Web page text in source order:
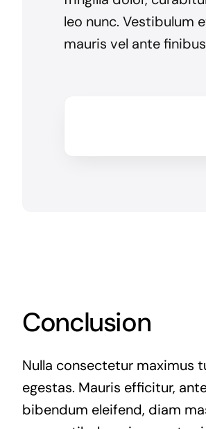
leo nunc. Vestibulum
mauris vel ante
Conclusion
Nulla consectetur maximus
egestas. Mauris efficitur,
bibendum eleifend, diam